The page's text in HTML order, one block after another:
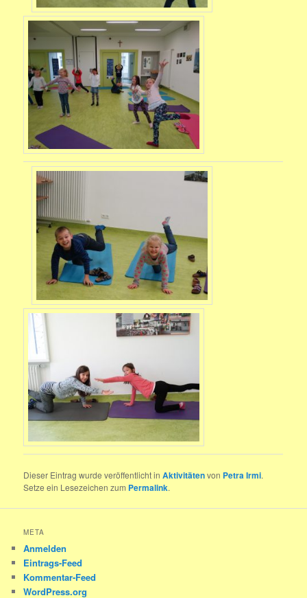
Dieser Eintrag wurde veröffentlicht inAktivitätenvon Petra Irmi.
Setze ein Lesezeichen zum Permalink.
META
Anmelden
Eintrags-Feed
Kommentar-Feed
WordPress.org